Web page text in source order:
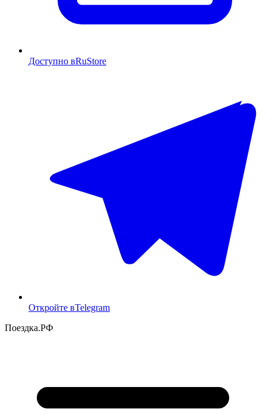
Доступно вRuStore
Откройте вTelegram
Поездка.РФ